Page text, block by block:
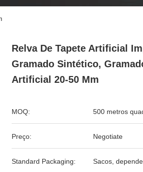
Relva De Tapete Artificial
Gramado Sintético,
Artificial 20-50 Mm
MOQ: 500 metros
Preço: Negotiate
Standard Packaging: Sacos,